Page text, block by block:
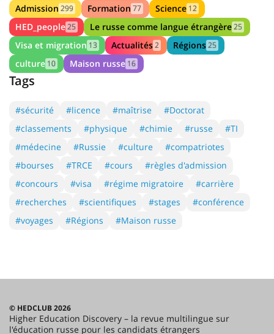
Admission 299 Formation 77 Science 12
HED_people25 Le russe comme langue étrangère25
Visa et migration 13 Actualités2 Régions25
culture 10 Maison russe 16
Tags
#sécurité #licence #maîtrise
#Doctorat
#classements
#physique #chimie #russe
#TI
#médecine
#Russie #culture
#compatriotes
#bourses
#TRCE #cours
#règles d'admission
#concours
#visa #régime migratoire
#carrière
#recherches
#scientifiques #stages
#conférence
#voyages
#Régions #Maison russe
© HEDCLUB 2026
Higher Education Discovery – la revue multilingue sur
l'éducation russe pour les candidats étrangers